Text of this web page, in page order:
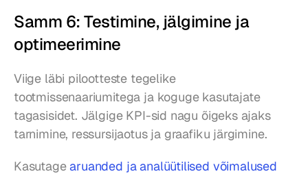
Samm 6: Testimine, jälgimine ja
optimeerimine
Viige läbi pilootteste tegelike
tootmissenaariumitega ja koguge kasutajate
tagasisidet. Jälgige KPI-sid nagu õigeks ajaks
tarnimine, ressursijaotus ja graafiku järgimine.
Kasutage aruanded ja analüütilised võimalused